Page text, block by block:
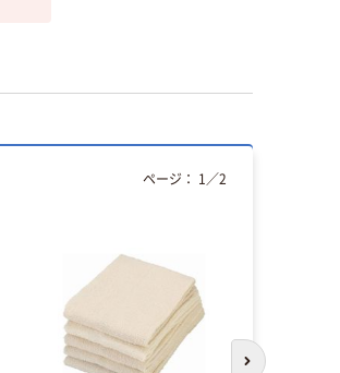
ページ： 1 ／2